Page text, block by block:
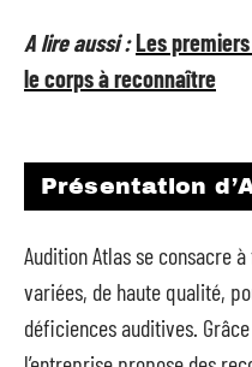
A lire aussi :Les
le corps à reconnaître
Présentation
Audition Atlas se consacre
variées, de haute qualité,
déficiences auditives.